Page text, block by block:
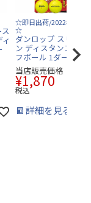
☆即日出荷/2022年モデ
☆
ダンロップ スリクソ
ン ディスタンス9 ゴ
フボール 1ダース/12
当店販売価格
¥1,870
税込
詳細を見る